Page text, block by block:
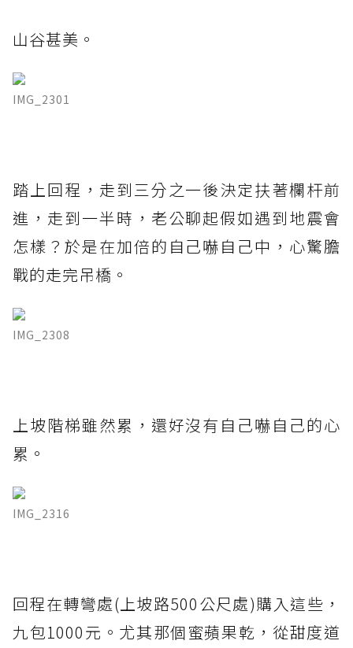
山谷甚美。
IMG_2301
踏上回程，走到三分之一後決定扶著欄杆前
進，走到一半時，老公聊起假如遇到地震會
怎樣？於是在加倍的自己嚇自己中，心驚膽
戰的走完吊橋。
IMG_2308
上坡階梯雖然累，還好沒有自己嚇自己的心
累。
IMG_2316
回程在轉彎處(上坡路500公尺處)購入這些，
九包1000元。尤其那個蜜蘋果乾，從甜度道